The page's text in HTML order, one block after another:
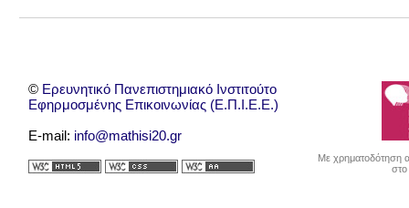
© Ερευνητικό Πανεπιστημιακό Ινστιτούτο
Εφηρμοσμένης Επικοινωνίας (Ε.Π.Ι.Ε.Ε.)
E-mail: info@mathisi20.gr
Με χρηματοδότηση